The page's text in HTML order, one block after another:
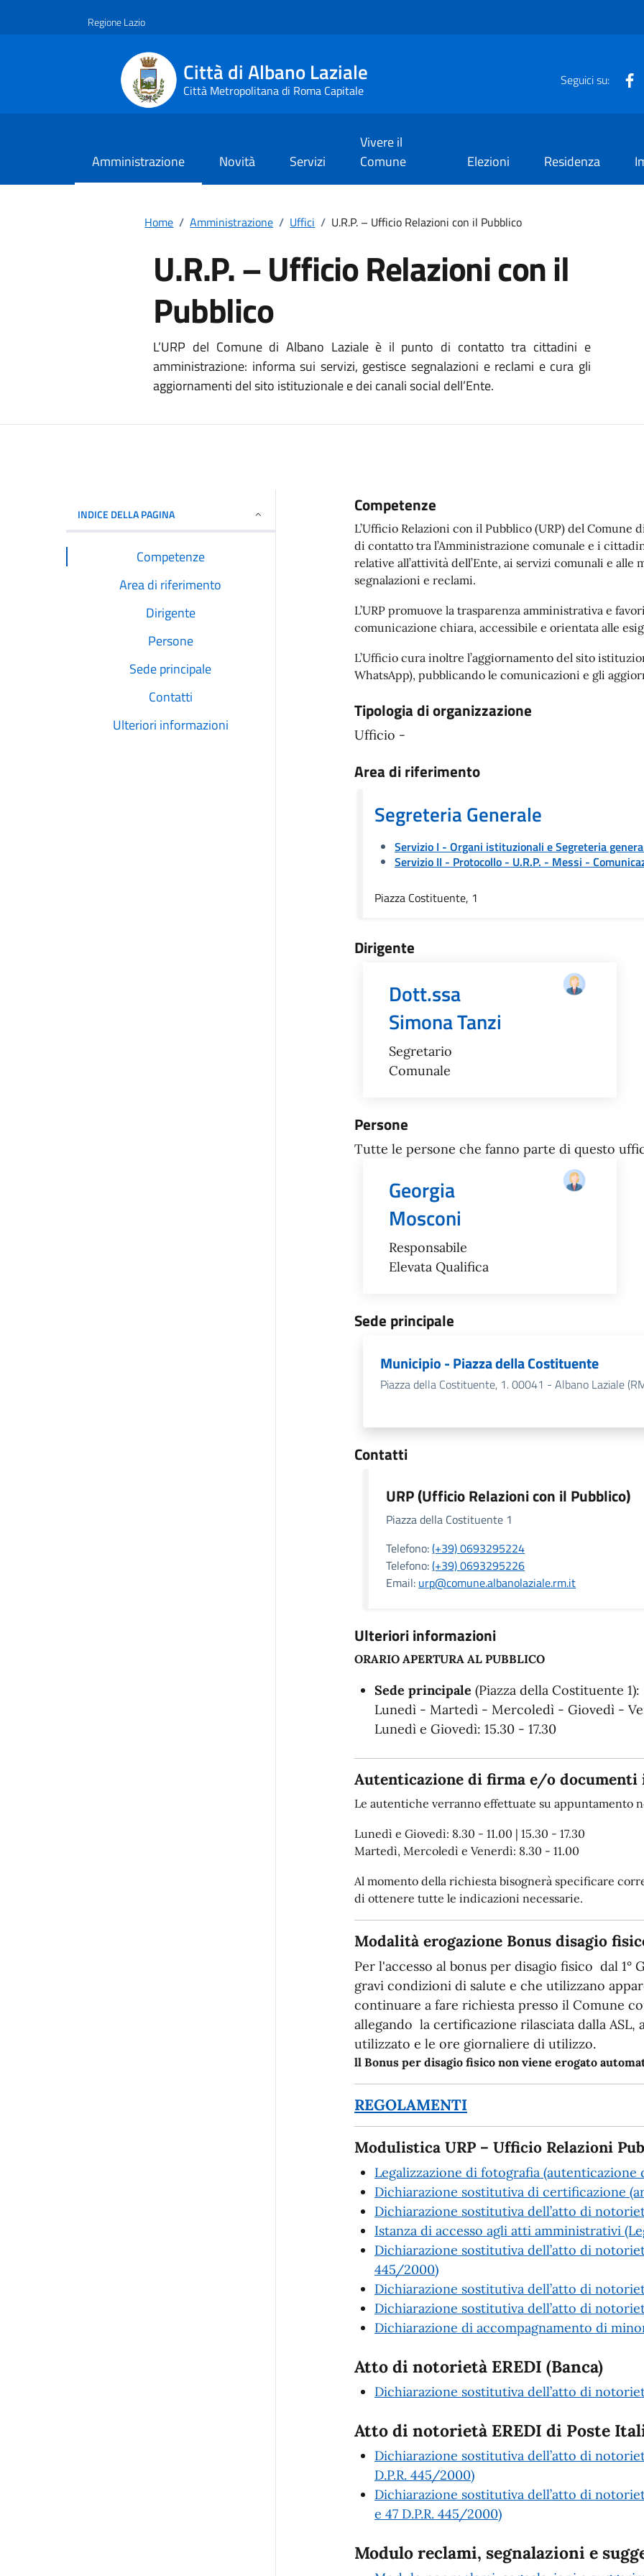
Regione Lazio
Città di Albano Laziale
Città Metropolitana di Roma Capitale
Seguici su:
Amministrazione Novità Servizi
Vivere il
Comune
Elezioni Residenza
Home / Amministrazione / Uffici / U.R.P. – Ufficio Relazioni con il Pubblico
U.R.P. – Ufficio Relazioni con il
Pubblico
L’URP del Comune di Albano Laziale è il punto di contatto tra cittadini e
amministrazione: informa sui servizi, gestisce segnalazioni e reclami e cura gli
aggiornamenti del sito istituzionale e dei canali social dell’Ente.
INDICE DELLA PAGINA
Competenze
Area di riferimento
Dirigente
Persone
Sede principale
Contatti
Ulteriori informazioni
Competenze
L’Ufficio Relazioni con il Pubblico (URP) del
di contatto tra l’Amministrazione comunale e i
relative all’attività dell’Ente, ai servizi comunali e
segnalazioni e reclami.
L’URP promuove la trasparenza amministrativa e
comunicazione chiara, accessibile e orientata alle
L’Ufficio cura inoltre l’aggiornamento del sito
WhatsApp), pubblicando le comunicazioni e gli
Tipologia di organizzazione
Ufficio -
Area di riferimento
Segreteria Generale
Servizio I - Organi istituzionali e Segreteria
Servizio II - Protocollo - U.R.P. - Messi -
Piazza Costituente, 1
Dirigente
Dott.ssa
Simona Tanzi
Segretario
Comunale
Persone
Tutte le persone che fanno parte di questo
Georgia
Mosconi
Responsabile
Elevata Qualifica
Sede principale
Municipio - Piazza della Costituente
Piazza della Costituente, 1. 00041 - Albano Laziale
Contatti
URP (Ufficio Relazioni con il Pubblico)
Piazza della Costituente 1
Telefono:(+39) 0693295224
Telefono:(+39) 0693295226
Email: urp@comune.albanolaziale.rm.it
Ulteriori informazioni
ORARIO APERTURA AL PUBBLICO
Sede principale (Piazza della Costituente 1):
Lunedì - Martedì - Mercoledì - Giovedì -
Lunedì e Giovedì: 15.30 - 17.30
Autenticazione di firma e/o documenti
Le autentiche verranno effettuate su appuntamento
Lunedì e Giovedì: 8.30 - 11.00 | 15.30 - 17.30
Martedì, Mercoledì e Venerdì: 8.30 - 11.00
Al momento della richiesta bisognerà specificare
di ottenere tutte le indicazioni necessarie.
Modalità erogazione Bonus disagio
Per l'accesso al bonus per disagio fisico dal 1°
gravi condizioni di salute e che utilizzano
continuare a fare richiesta presso il Comune
allegando la certificazione rilasciata dalla
utilizzato e le ore giornaliere di utilizzo.
ll Bonus per disagio fisico non viene erogato
REGOLAMENTI
Modulistica URP – Ufficio Relazioni
Legalizzazione di fotografia (autenticazione
Dichiarazione sostitutiva di certificazione
Dichiarazione sostitutiva dell’atto di
Istanza di accesso agli atti amministrativi
Dichiarazione sostitutiva dell’atto di
445/2000)
Dichiarazione sostitutiva dell’atto di
Dichiarazione sostitutiva dell’atto di
Dichiarazione di accompagnamento di
Atto di notorietà EREDI (Banca)
Dichiarazione sostitutiva dell’atto di
Atto di notorietà EREDI di Poste
Dichiarazione sostitutiva dell’atto di
D.P.R. 445/2000)
Dichiarazione sostitutiva dell’atto di
e 47 D.P.R. 445/2000)
Modulo reclami, segnalazioni e